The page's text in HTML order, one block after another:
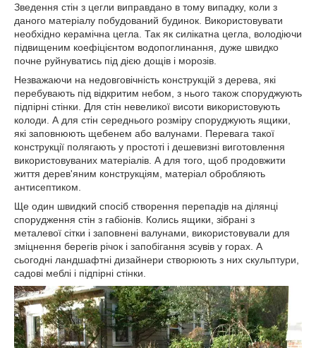
Зведення стін з цегли виправдано в тому випадку, коли з
даного матеріалу побудований будинок. Використовувати
необхідно керамічна цегла. Так як силікатна цегла, володіючи
підвищеним коефіцієнтом водопоглинання, дуже швидко
почне руйнуватись під дією дощів і морозів.
Незважаючи на недовговічність конструкцій з дерева, які
перебувають під відкритим небом, з нього також споруджують
підпірні стінки. Для стін невеликої висоти використовують
колоди. А для стін середнього розміру споруджують ящики,
які заповнюють щебенем або валунами. Перевага такої
конструкції полягають у простоті і дешевизні виготовлення
використовуваних матеріалів. А для того, щоб продовжити
життя дерев'яним конструкціям, матеріал обробляють
антисептиком.
Ще один швидкий спосіб створення перепадів на ділянці
спорудження стін з габіонів. Колись ящики, зібрані з
металевої сітки і заповнені валунами, використовували для
зміцнення берегів річок і запобігання зсувів у горах. А
сьогодні ландшафтні дизайнери створюють з них скульптури,
садові меблі і підпірні стінки.